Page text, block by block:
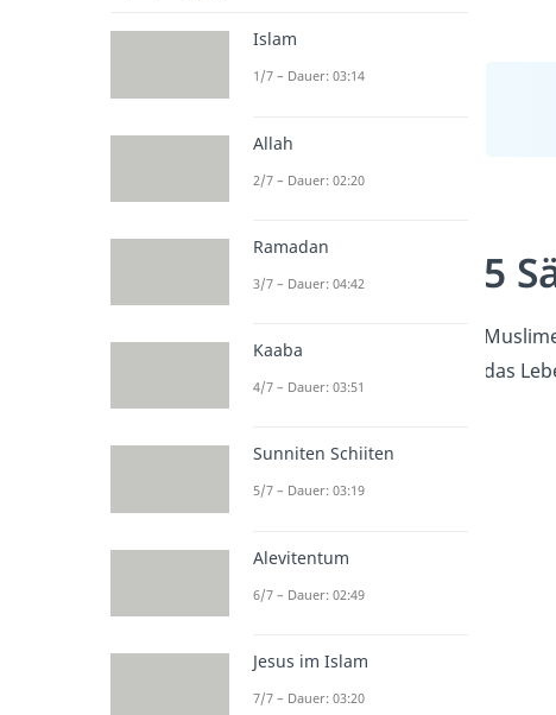
5
das
Islam
1/7 – Dauer: 03:14
Allah
2/7 – Dauer: 02:20
Ramadan
3/7 – Dauer: 04:42
Kaaba
4/7 – Dauer: 03:51
Sunniten Schiiten
5/7 – Dauer: 03:19
Alevitentum
6/7 – Dauer: 02:49
Jesus im Islam
7/7 – Dauer: 03:20